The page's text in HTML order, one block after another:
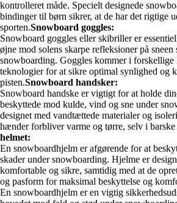
kontrolleret måde. Specielt designede
bindinger til børn sikrer, at de har det rigtige
sporten.Snowboard goggles:
Snowboard goggles eller skibriller er
øjne mod solens skarpe refleksioner på
snowboarding. Goggles kommer i forskellige
teknologier for at sikre optimal synlighed og
pisten.Snowboard handsker:
Snowboard handske er vigtigt for at holde
beskyttede mod kulde, vind og sne under
designet med vandtættede materialer og
hænder forbliver varme og tørre, selv i
helmet:
En snowboardhjelm er afgørende for at
skader under snowboarding. Hjelme er
komfortable og sikre, samtidig med at de
og pasform for maksimal beskyttelse og
En snowboardhjelm er en vigtig